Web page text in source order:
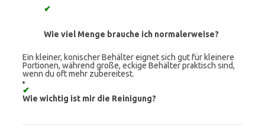
✔
Wie viel Menge brauche ich normalerweise?
Ein kleiner, konischer Behälter eignet sich gut für kleinere
Portionen, während große, eckige Behälter praktisch sind,
wenn du oft mehr zubereitest.
✔
Wie wichtig ist mir die Reinigung?